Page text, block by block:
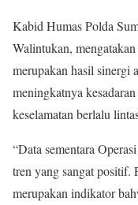
Kabid Humas Polda
Walintukan,
merupakan hasil sinergi
meningkatnya
keselamatan berlalu
“Data sementara
tren yang sangat positif.
merupakan indikator